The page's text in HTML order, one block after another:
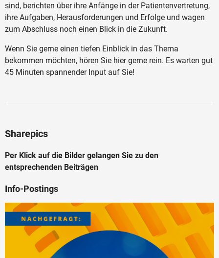
sind, berichten über ihre Anfänge in der Patientenvertretung,
ihre Aufgaben, Herausforderungen und Erfolge und wagen
zum Abschluss noch einen Blick in die Zukunft.
Wenn Sie gerne einen tiefen Einblick in das Thema
bekommen möchten, hören Sie hier gerne rein. Es warten gut
45 Minuten spannender Input auf Sie!
Sharepics
Per Klick auf die Bilder gelangen Sie zu den
entsprechenden Beiträgen
Info-Postings